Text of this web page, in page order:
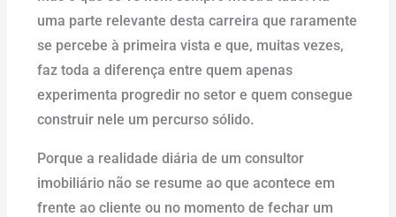
uma parte relevante desta carreira que raramente
se percebe à primeira vista e que, muitas vezes,
faz toda a diferença entre quem apenas
experimenta progredir no setor e quem consegue
construir nele um percurso sólido.
Porque a realidade diária de um consultor
imobiliário não se resume ao que acontece em
frente ao cliente ou no momento de fechar um